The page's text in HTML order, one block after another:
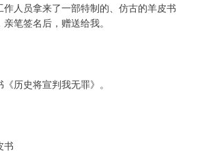
人员拿来了一部特制的、仿古的羊皮书
笔签名后，赠送给我。
历史将宣判我无罪》。
书